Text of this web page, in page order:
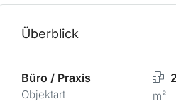
Überblick
Büro / Praxis
Objektart m²